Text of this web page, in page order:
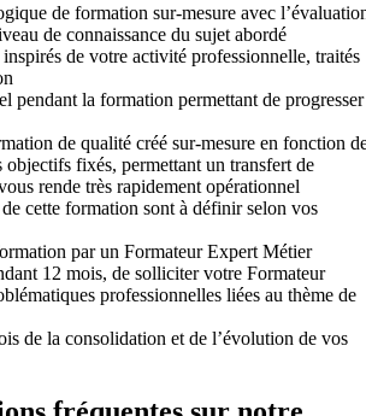
de formation sur-mesure avec
de connaissance du sujet abordé
de votre activité professionnelle, traités
pendant la formation permettant de progresser
de qualité créé sur-mesure en fonction
objectifs fixés, permettant un transfert de
rende très rapidement opérationnel
cette formation sont à définir selon vos
par un Formateur Expert Métier
12 mois, de solliciter votre Formateur
professionnelles liées au thème de
de la consolidation et de l’évolution de vos